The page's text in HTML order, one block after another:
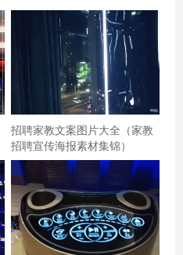
招聘家教文案图片大全（家教
招聘宣传海报素材集锦）